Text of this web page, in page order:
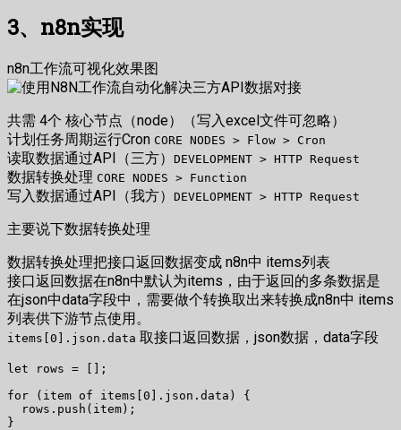
3、n8n实现
n8n工作流可视化效果图
共需 4个 核心节点（node）（写入excel文件可忽略）
计划任务周期运行Cron CORE NODES > Flow > Cron
读取数据通过API（三方） DEVELOPMENT > HTTP Request
数据转换处理 CORE NODES > Function
写入数据通过API（我方） DEVELOPMENT > HTTP Request
主要说下数据转换处理
数据转换处理把接口返回数据变成 n8n中 items列表
接口返回数据在n8n中默认为items，由于返回的多条数据是
在json中data字段中，需要做个转换取出来转换成n8n中 items
列表供下游节点使用。
items[0].json.data 取接口返回数据，json数据，data字段
let rows = [];
for (item of items[0].json.data) {
  rows.push(item);
}